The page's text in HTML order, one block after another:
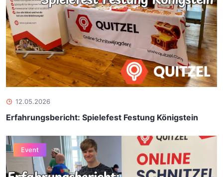
12.05.2026
Erfahrungsbericht: Spielefest Festung Königstein
Event